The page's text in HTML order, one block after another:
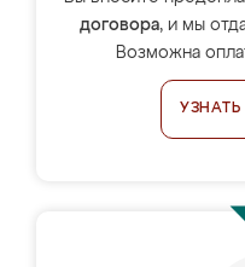
договора, и мы
Возможна